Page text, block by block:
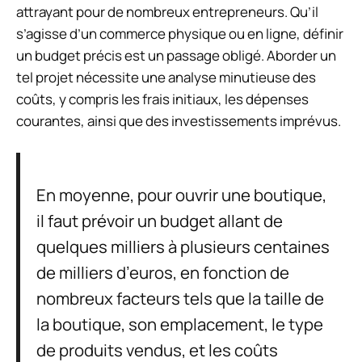
attrayant pour de nombreux entrepreneurs. Qu’il
s’agisse d’un commerce physique ou en ligne, définir
un budget précis est un passage obligé. Aborder un
tel projet nécessite une analyse minutieuse des
coûts, y compris les frais initiaux, les dépenses
courantes, ainsi que des investissements imprévus.
En moyenne, pour ouvrir une boutique,
il faut prévoir un budget allant de
quelques milliers à plusieurs centaines
de milliers d’euros, en fonction de
nombreux facteurs tels que la taille de
la boutique, son emplacement, le type
de produits vendus, et les coûts